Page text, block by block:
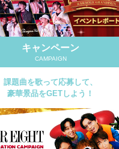
キャンペーン
CAMPAIGN
課題曲を歌って応募して、
豪華景品をGETしよう！